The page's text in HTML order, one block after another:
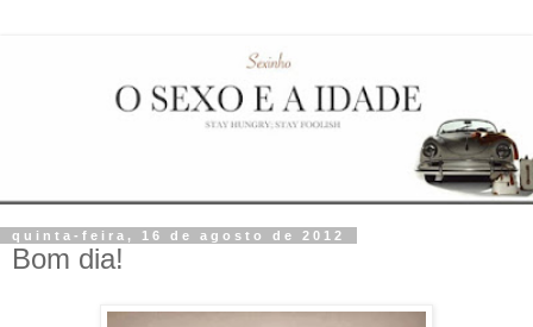
quinta-feira, 16 de agosto de 2012
Bom dia!